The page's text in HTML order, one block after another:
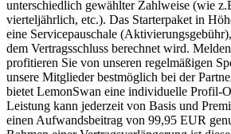
unterschiedlich gewählter Zahlweise (wie
vierteljährlich, etc.). Das Starterpaket in
eine Servicepauschale
dem Vertragsschluss berechnet wird.
profitieren Sie von unseren regelmäßigen
unsere Mitglieder bestmöglich bei der
bietet LemonSwan eine individuelle Profil-
Leistung kann jederzeit von Basis und
einen Aufwandsbeitrag von 99,95 EUR